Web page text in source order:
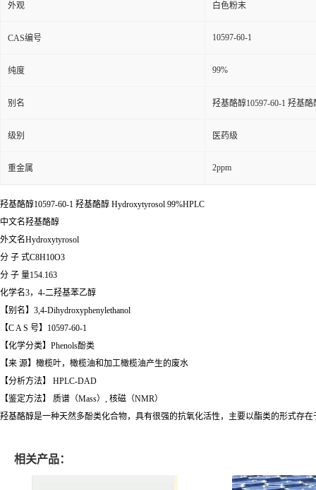
外观 白色粉末
CAS编号 10597-60-1
纯度 99%
别名 羟基酪醇10597-60-1 羟基
级别 医药级
重金属 2ppm
羟基酪醇10597-60-1 羟基酪醇 Hydroxytyrosol 99%HPLC
中文名羟基酪醇
外文名Hydroxytyrosol
分 子 式C8H10O3
分 子 量154.163
化学名3，4-二羟基苯乙醇
【别名】3,4-Dihydroxyphenylethanol
【C A S 号】10597-60-1
【化学分类】Phenols酚类
【来 源】橄榄叶，橄榄油和加工橄榄油产生的废水
【分析方法】 HPLC-DAD
【鉴定方法】 质谱（Mass）, 核磁（NMR）
羟基酪醇是一种天然多酚类化合物，具有很强的抗氧化活性，主要以酯类的形式存
相关产品：